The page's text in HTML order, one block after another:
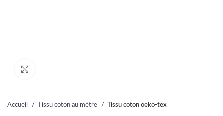
Accueil Tissu coton au mètre Tissu coton oeko-tex